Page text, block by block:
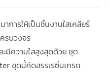
การให้เป็นชิ้นงานใสเคลียร์
รบวงจร
มีความใสสูงสุดด้วย ชุด
ชุดนี้คัดสรรเรซิ่นเกรด